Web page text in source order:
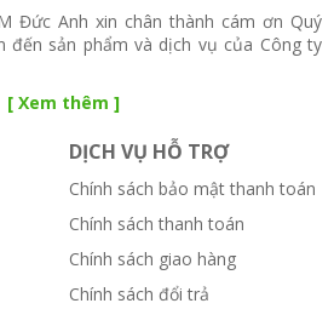
Đức Anh xin chân thành cám ơn Quý
đến sản phẩm và dịch vụ của Công ty
[ Xem thêm ]
DỊCH VỤ HỖ TRỢ
Chính sách bảo mật thanh toán
Chính sách thanh toán
Chính sách giao hàng
Chính sách đổi trả